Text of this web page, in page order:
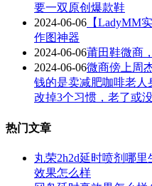
要一双原创爆款鞋
2024-06-06 【LadyMM
作图神器
2024-06-06莆田鞋微商
2024-06-06微商傍上周
钱的是卖减肥咖啡老人
改掉3个习惯，老了或
热门文章
丸荣2h2d延时喷剂哪
效果怎么样